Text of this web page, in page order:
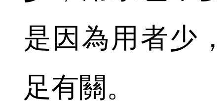
是因為用者少
足有關。